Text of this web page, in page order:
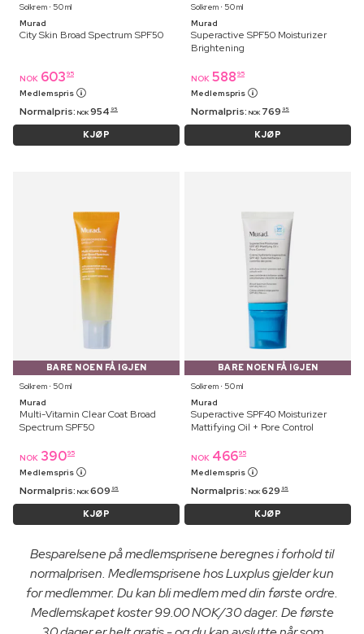
Solkrem ⋅ 50 ml
Murad
City Skin Broad Spectrum SPF50
NOK 603 95
Medlemspris
Normalpris: NOK 954 95
KJØP
Solkrem ⋅ 50 ml
Murad
Superactive SPF50 Moisturizer
Brightening
NOK 588 95
Medlemspris
Normalpris: NOK 769 95
KJØP
BARE NOEN FÅ IGJEN
Solkrem ⋅ 50 ml
Murad
Multi-Vitamin Clear Coat Broad
Spectrum SPF50
NOK 39095
Medlemspris
Normalpris: NOK 609 95
KJØP
BARE NOEN FÅ IGJEN
Solkrem ⋅ 50 ml
Murad
Superactive SPF40 Moisturizer
Mattifying Oil + Pore Control
NOK 46695
Medlemspris
Normalpris: NOK 629 95
KJØP
Besparelsene på medlemsprisene beregnes i forhold til
normalprisen. Medlemsprisene hos Luxplus gjelder kun
for medlemmer. Du kan bli medlem med din første ordre.
Medlemskapet koster 99.00 NOK/30 dager. De første